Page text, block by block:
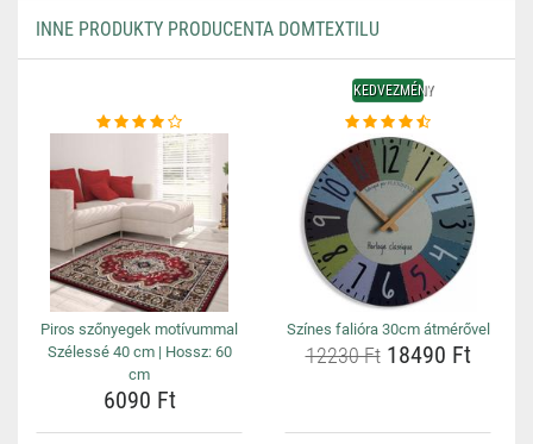
INNE PRODUKTY PRODUCENTA DOMTEXTILU
Piros szőnyegek motívummal
Szélessé 40 cm | Hossz: 60
cm
6090 Ft
KEDVEZMÉNY
Színes falióra 30cm átmérővel
12230 Ft18490 Ft